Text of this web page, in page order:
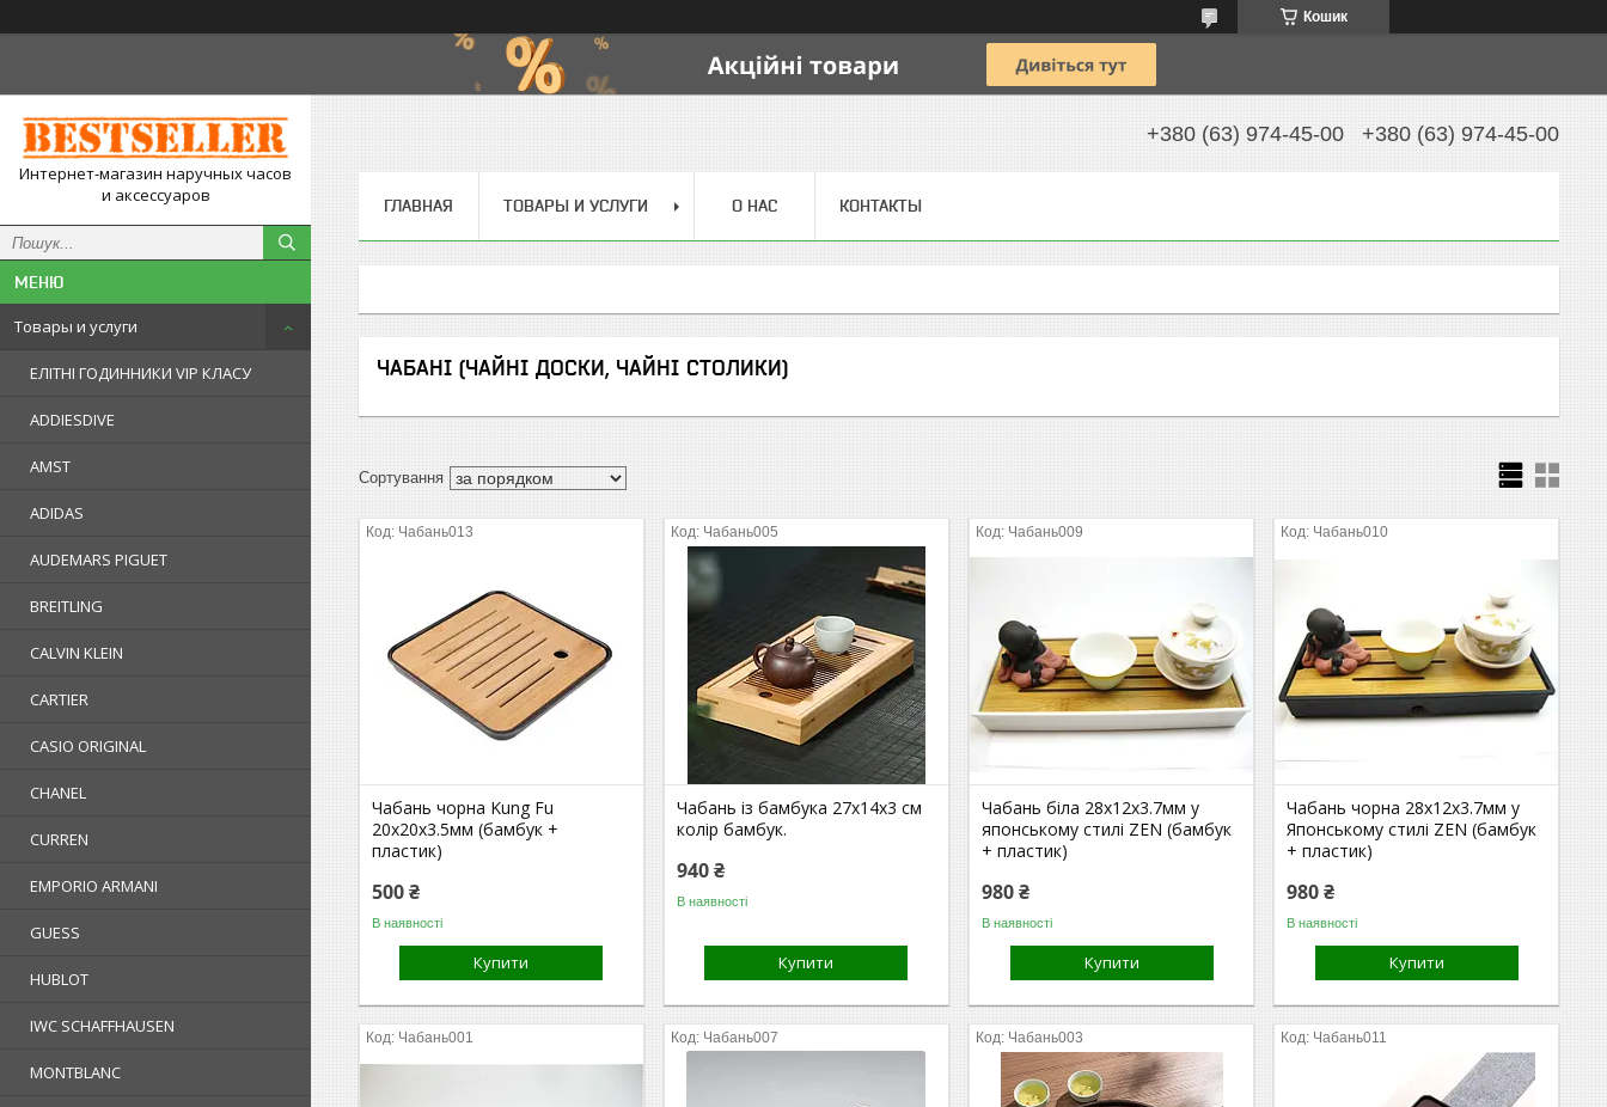
Кошик
Интернет-магазин наручных часов
и аксессуаров
Товары и услуги
ЕЛІТНІ ГОДИННИКИ VIP КЛАСУ
ADDIESDIVE
AMST
ADIDAS
AUDEMARS PIGUET
BREITLING
CALVIN KLEIN
CARTIER
CASIO ORIGINAL
CHANEL
CURREN
EMPORIO ARMANI
GUESS
HUBLOT
IWC SCHAFFHAUSEN
MONTBLANC
+380 (63) 974-45-00 +380 (63) 974-45-00
ГЛАВНАЯ ТОВАРЫ И УСЛУГИ О НАС КОНТАКТЫ
ЧАБАНІ (ЧАЙНІ ДОСКИ, ЧАЙНІ СТОЛИКИ)
Чабань013
Чабань чорна Kung Fu
20х20х3.5мм (бамбук +
пластик)
500 ₴
В наявності
Купити
Чабань005
Чабань із бамбука 27x14х3 см
колір бамбук.
940 ₴
В наявності
Купити
Чабань009
Чабань біла 28х12х3.7мм у
японському стилі ZEN (бамбук
+ пластик)
980 ₴
В наявності
Купити
Чабань010
Чабань чорна 28х12х3.7мм у
Японському стилі ZEN (бамбук
+ пластик)
980 ₴
В наявності
Купити
Чабань001 Чабань007 Чабань003 Чабань011